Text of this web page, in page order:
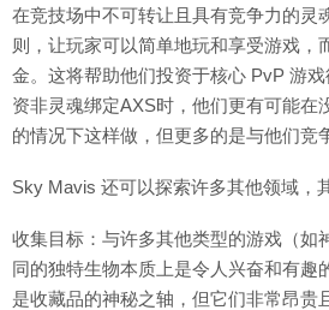
在竞技场中不可转让且具有竞争力的灵
则，让玩家可以简单地玩和享受游戏，
金。这将帮助他们投资于核心 PvP 游
资非灵魂绑定AXS时，他们更有可能在
的情况下这样做，但更多的是与他们竞
Sky Mavis 还可以探索许多其他领域，
收集目标：与许多其他类型的游戏（如
同的独特生物本质上是令人兴奋和有趣
是收藏品的神秘之轴，但它们非常昂贵